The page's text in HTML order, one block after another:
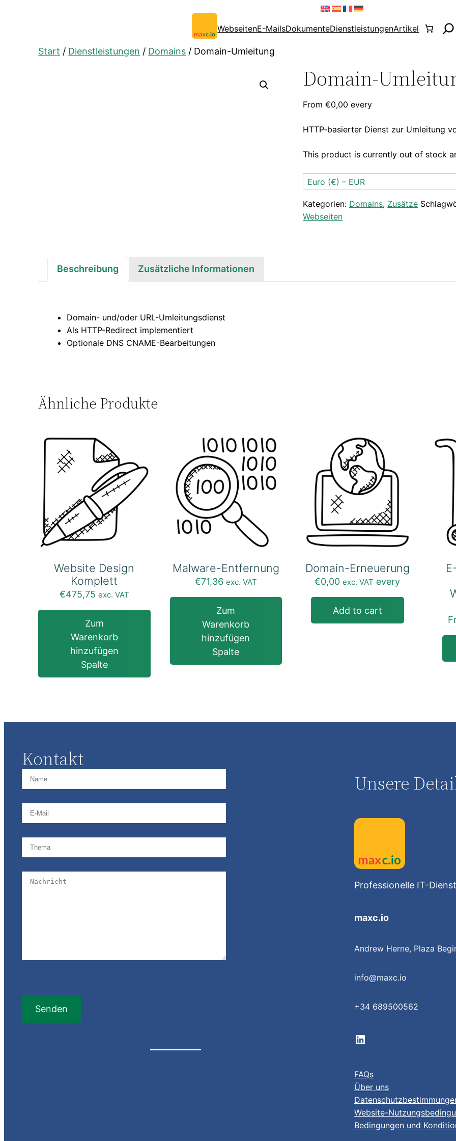
WebseitenE-MailsDokumenteDienstleistungenArtikel
Start / Dienstleistungen / Domains / Domain-Umleitung
Domain-
From€0,00 every
HTTP-basierter Dienst zur Umleitung
This product is currently out of stock
Euro (€) – EUR
Kategorien: Domains, Zusätze
Webseiten
Beschreibung Zusätzliche Informationen
Domain- und/oder URL-Umleitungsdienst
Als HTTP-Redirect implementiert
Optionale DNS CNAME-Bearbeitungen
Ähnliche Produkte
Website Design
Komplett
€475,75 exc. VAT
Zum
Warenkorb
hinzufügen
Spalte
Malware-Entfernung
€71,36 exc. VAT
Zum
Warenkorb
hinzufügen
Spalte
Domain-Erneuerung
€0,00 exc. VAT every
Add to cart
Kontakt
Unsere
Professionelle IT-
maxc.io
Andrew Herne, Plaza
info@maxc.io
+34 689500562
LinkedIn company profile
FAQs
Über uns
Website-
Bedingungen und